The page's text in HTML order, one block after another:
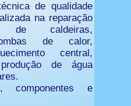
de qualidade
na reparação
de caldeiras,
de calor,
central,
de água
componentes e